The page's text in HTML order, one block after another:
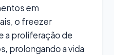
em
o freezer
a proliferação de
prolongando a vida